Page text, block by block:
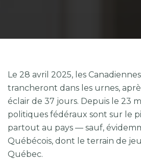
Le 28 avril 2025, les
trancheront dans les urnes,
éclair de 37 jours. Depuis le 23
politiques fédéraux sont sur le
partout au pays — sauf,
Québécois, dont le terrain de
Québec.